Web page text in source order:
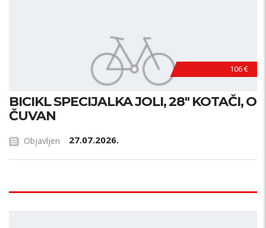
106 €
BICIKL SPECIJALKA JOLI, 28" KOTAČI, O
ČUVAN
Objavljen 27.07.2026.